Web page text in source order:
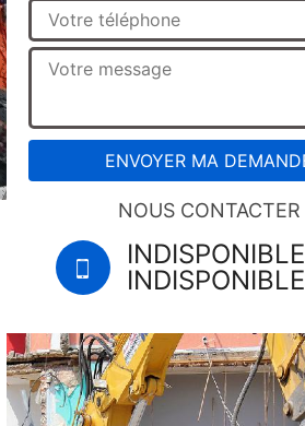
NOUS CONTACTER
INDISPONIBLE
INDISPONIBLE